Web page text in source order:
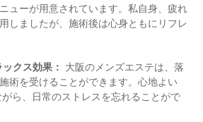
ューが用意されています。私自身、疲れ
しましたが、施術後は心身ともにリフレ
クス効果：
大阪のメンズエステは、落
術を受けることができます。心地よい
ら、日常のストレスを忘れることがで